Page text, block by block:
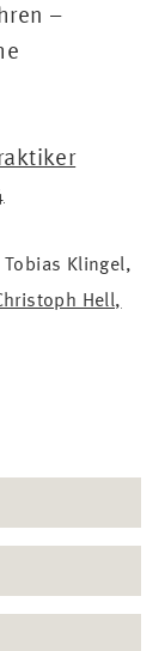
–
Tobias Klingel,
Hell,